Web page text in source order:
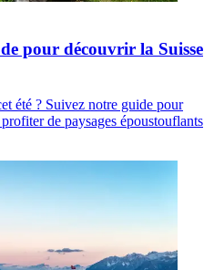
pour découvrir la Suisse
été ? Suivez notre guide pour
de paysages époustouflants